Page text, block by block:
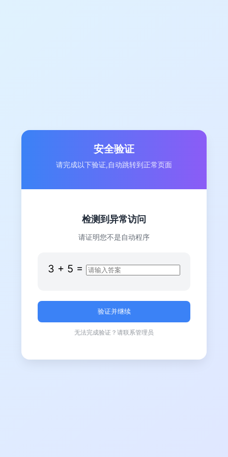
安全验证
请完成以下验证,自动跳转到正常页面
检测到异常访问
请证明您不是自动程序
3 + 5 =
无法完成验证？请联系管理员